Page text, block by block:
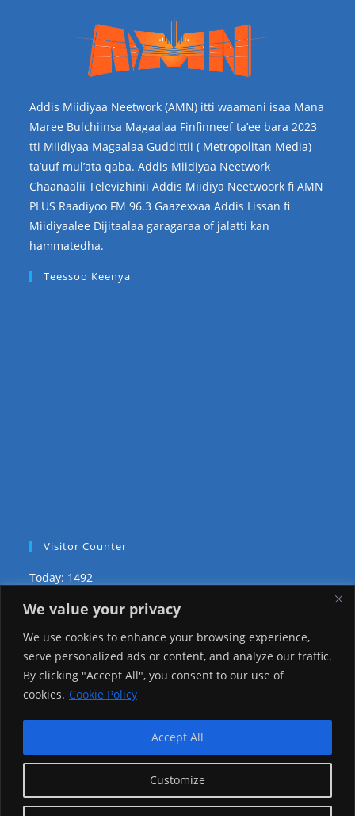
We value your privacy
We use cookies to enhance your browsing experience,
serve personalized ads or content, and analyze our traffic.
By clicking "Accept All", you consent to our use of
cookies. Cookie Policy
Customize
Accept All
Addis Miidiyaa Neetwork (AMN) itti waamani isaa Mana
Maree Bulchiinsa Magaalaa Finfinneef ta’ee bara 2023
tti Miidiyaa Magaalaa Guddittii ( Metropolitan Media)
ta’uuf mul’ata qaba. Addis Miidiyaa Neetwork
Chaanaalii Televizhinii Addis Miidiya Neetwoork fi AMN
PLUS Raadiyoo FM 96.3 Gaazexxaa Addis Lissan fi
Miidiyaalee Dijitaalaa garagaraa of jalatti kan
hammatedha.
Teessoo Keenya
Visitor Counter
Today: 1492
Yesterday: 2257
This Week: 22705
This Month: 71978
Reserved.